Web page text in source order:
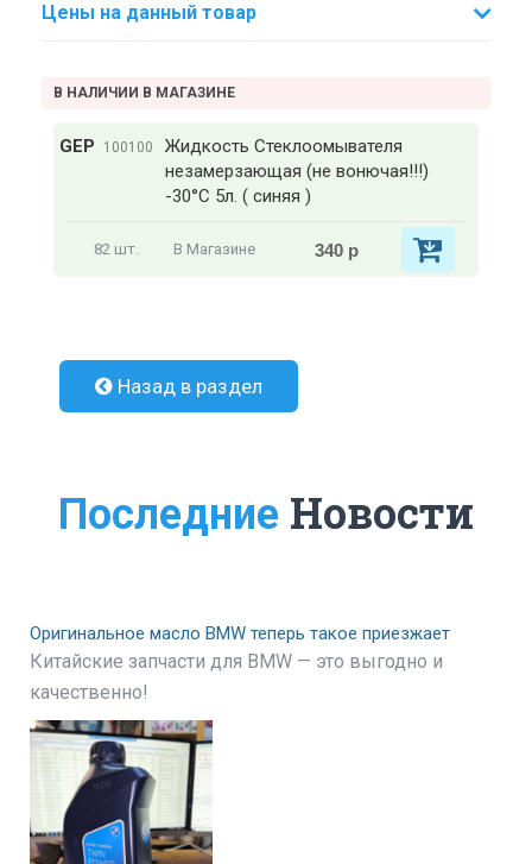
Цены на данный товар
В НАЛИЧИИ В МАГАЗИНЕ
GEP 100100
Жидкость Стеклоомывателя
незамерзающая (не вонючая!!!)
-30°C 5л. ( синяя )
82 шт. В Магазине 340 р
Назад в раздел
Последние Новости
Оригинальное масло BMW теперь такое приезжает
Китайские запчасти для BMW — это выгодно и
качественно!